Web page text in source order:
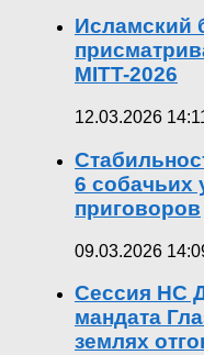
Исламский
MITT-2026
12.03.2026
6 собачьих
приговоров
09.03.2026
Сессия НС
мандата
землях